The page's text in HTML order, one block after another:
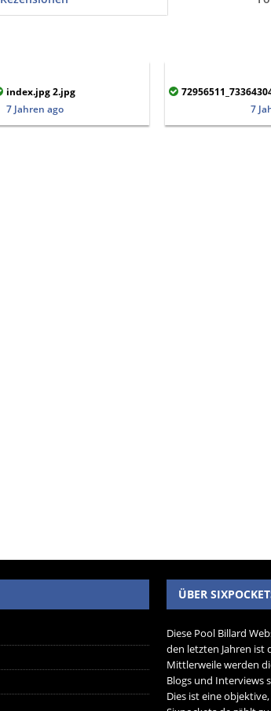
index.jpg 2.jpg
7 Jahren ago
7
ÜBER
Diese Pool Billard
den letzten Jahren ist
Mittlerweile werden
Blogs und Interviews
Dies ist eine